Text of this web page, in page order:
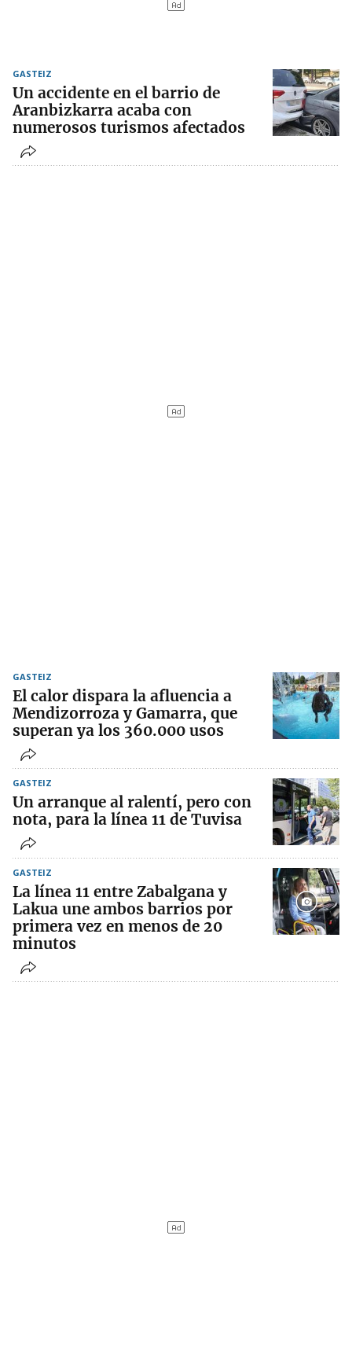
GASTEIZ
Un accidente en el barrio de
Aranbizkarra acaba con
numerosos turismos afectados
GASTEIZ
El calor dispara la afluencia a
Mendizorroza y Gamarra, que
superan ya los 360.000 usos
GASTEIZ
Un arranque al ralentí, pero con
nota, para la línea 11 de Tuvisa
GASTEIZ
La línea 11 entre Zabalgana y
Lakua une ambos barrios por
primera vez en menos de 20
minutos